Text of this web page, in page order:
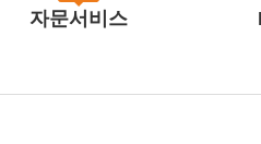
자문서비스